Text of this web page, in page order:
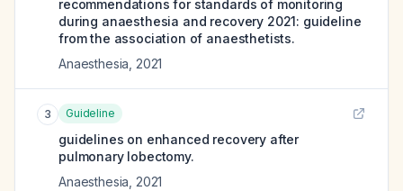
recommendations for standards of monitoring
during anaesthesia and recovery 2021: guideline
from the association of anaesthetists.
Anaesthesia 2021
3 Guideline
guidelines on enhanced recovery after
pulmonary lobectomy.
Anaesthesia 2021